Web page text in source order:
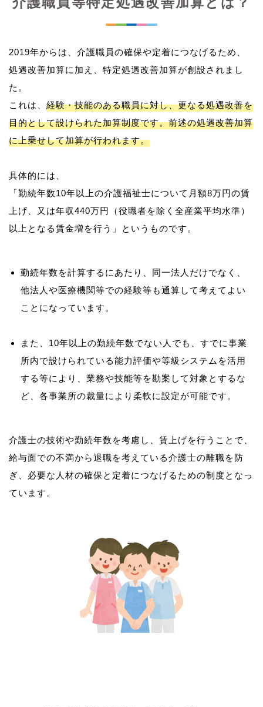
2019年からは、介護職員の確保や定着につなげるため、
処遇改善加算に加え、特定処遇改善加算が創設されまし
た。
これは、 経験・技能のある職員に対し、更なる処遇改善を
目的として設けられた加算制度です。前述の処遇改善加算
に上乗せして加算が行われます。
具体的には、
「勤続年数10年以上の介護福祉士について月額8万円の賃
上げ、又は年収440万円（役職者を除く全産業平均水準）
勤続年数を計算するにあたり、同一法人だけでなく、
他法人や医療機関等での経験等も通算して考えてよい
ことになっています。
また、10年以上の勤続年数でない人でも、すでに事業
所内で設けられている能力評価や等級システムを活用
する等により、業務や技能等を勘案して対象とするな
ど、各事業所の裁量により柔軟に設定が可能です。
介護士の技術や勤続年数を考慮し、賃上げを行うことで、
給与面での不満から退職を考えている介護士の離職を防
ぎ、必要な人材の確保と定着につなげるための制度となっ
ています。